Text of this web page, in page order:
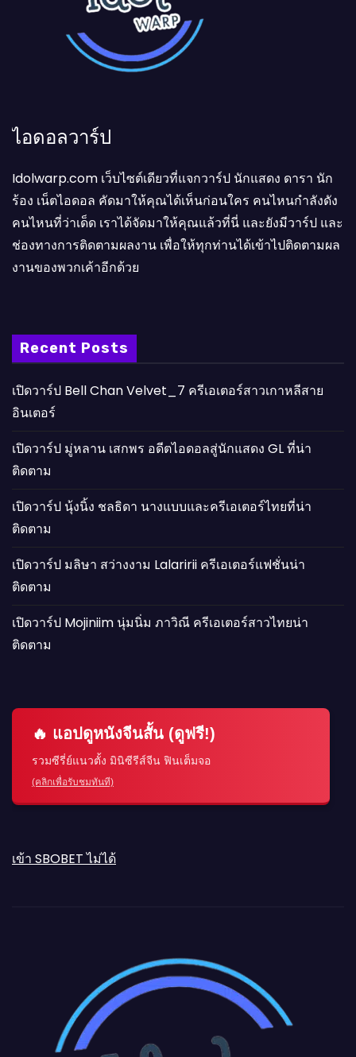
ไอดอลวาร์ป
Idolwarp.com เว็บไซต์เดียวที่แจกวาร์ป นักแสดง ดารา นัก
ร้อง เน็ตไอดอล คัดมาให้คุณได้เห็นก่อนใคร คนไหนกำลังดัง
คนไหนที่ว่าเด็ด เราได้จัดมาให้คุณแล้วที่นี่ และยังมีวาร์ป และ
ช่องทางการติดตามผลงาน เพื่อให้ทุกท่านได้เข้าไปติดตามผล
งานของพวกเค้าอีกด้วย
Recent Posts
เปิดวาร์ป Bell Chan Velvet_7 ครีเอเตอร์สาวเกาหลีสาย
อินเตอร์
เปิดวาร์ป มู่หลาน เสกพร อดีตไอดอลสู่นักแสดง GL ที่น่า
ติดตาม
เปิดวาร์ป นุ้งนิ้ง ชลธิดา นางแบบและครีเอเตอร์ไทยที่น่า
ติดตาม
เปิดวาร์ป มลิษา สว่างงาม Lalaririi ครีเอเตอร์แฟชั่นน่า
ติดตาม
เปิดวาร์ป Mojiniim นุ่มนิ่ม ภาวิณี ครีเอเตอร์สาวไทยน่า
ติดตาม
🔥 แอปดูหนังจีนสั้น (ดูฟรี!)
รวมซีรี่ย์แนวตั้ง มินิซีรีส์จีน ฟินเต็มจอ
(คลิกเพื่อรับชมทันที)
เข้า SBOBET ไม่ได้